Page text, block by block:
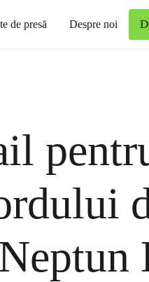
de presă Despre noi